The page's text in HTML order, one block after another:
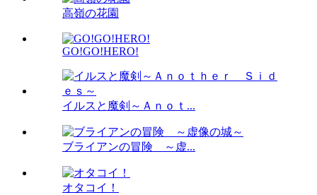
高嶺の花園
GO!GO!HERO!
イルスと魔剣～Ａｎｏｔ...
ブライアンの冒険 ～虚...
オタコイ！